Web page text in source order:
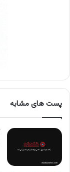
پست های مشابه